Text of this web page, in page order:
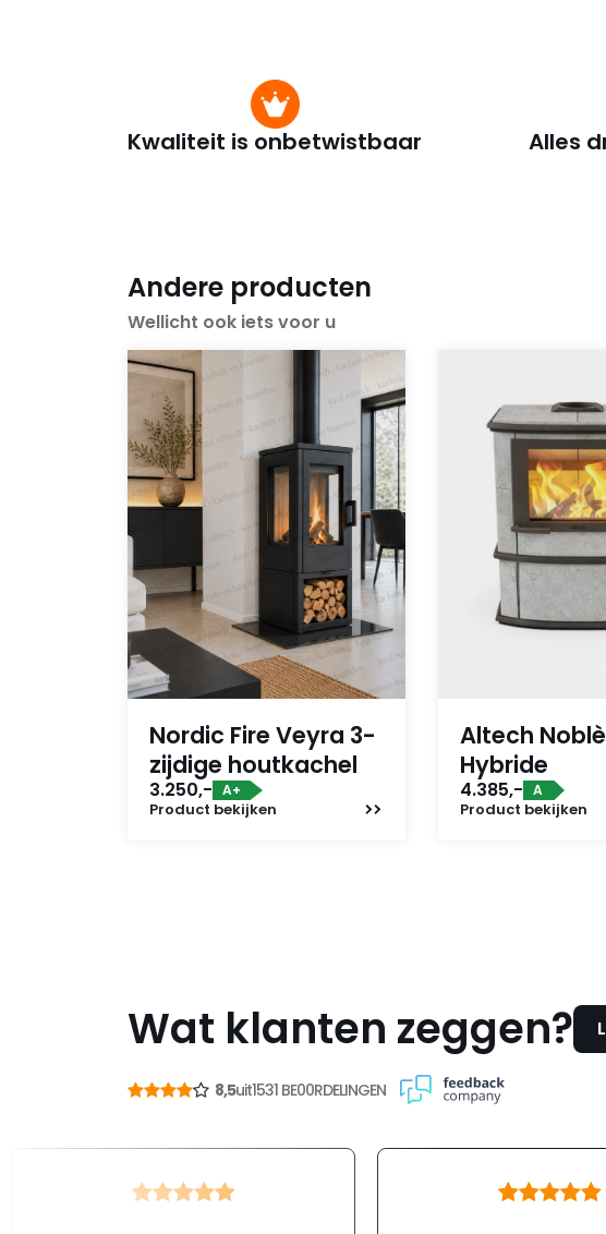
Kwaliteit is onbetwistbaar Alles
Andere producten
Wellicht ook iets voor u
Nordic Fire Veyra 3-
zijdige houtkachel
3.250,- A+
Product bekijken
Altech
Hybride
4.385,- A
Product bekijken
Wat klanten zeggen?
8,5uit1531 BE00RDELINGEN